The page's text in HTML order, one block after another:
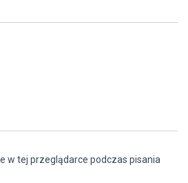
w tej przeglądarce podczas pisania